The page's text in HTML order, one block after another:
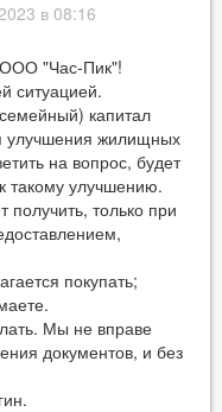
в 08:16
ООО "Час-Пик"!
ситуацией.
капитал
улучшения жилищных
на вопрос, будет
такому улучшению.
только при
покупать;
Мы не вправе
документов, и без